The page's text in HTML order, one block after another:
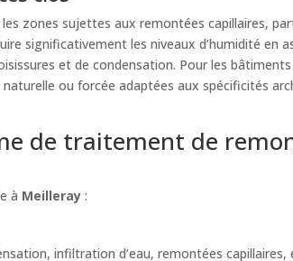
zones sujettes aux remontées capillaires,
significativement les niveaux d’humidité en
et de condensation. Pour les
ou forcée adaptées aux spécificités
de traitement de
à Meilleray :
infiltration d’eau, remontées capillaires,